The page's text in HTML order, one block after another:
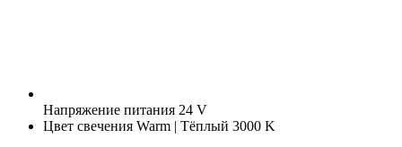
Напряжение питания 24 V
Цвет свечения Warm | Тёплый 3000 K